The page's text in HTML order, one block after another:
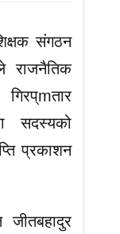
संगठन
राजनैतिक
सदस्यको
प्रकाशन